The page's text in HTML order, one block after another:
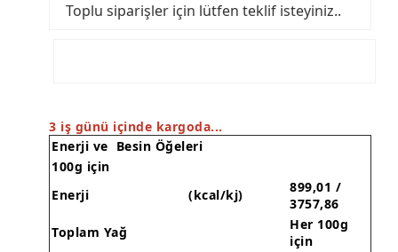
Toplu siparişler için lütfen teklif isteyiniz..
3 iş günü içinde kargoda...
Enerji ve Besin Öğeleri
100g için
Enerji
(kcal/kj)
899,01 /
3757,86
Toplam Yağ
Her 100g
için